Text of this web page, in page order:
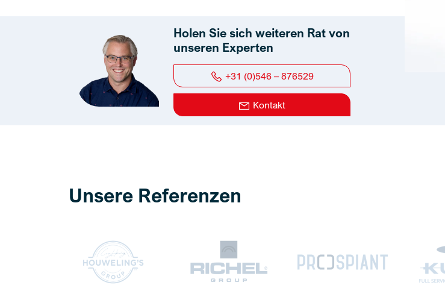
Holen Sie sich weiteren Rat von
unseren Experten
+31 (0)546 – 876529
Kontakt
Unsere Referenzen